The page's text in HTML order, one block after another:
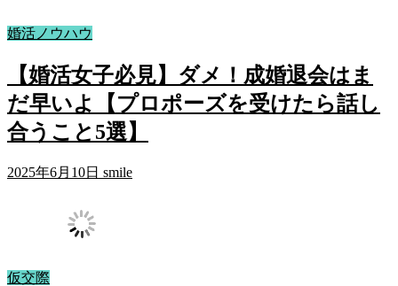
婚活ノウハウ
【婚活女子必見】ダメ！成婚退会はま
だ早いよ【プロポーズを受けたら話し
合うこと5選】
2025年6月10日 smile
仮交際